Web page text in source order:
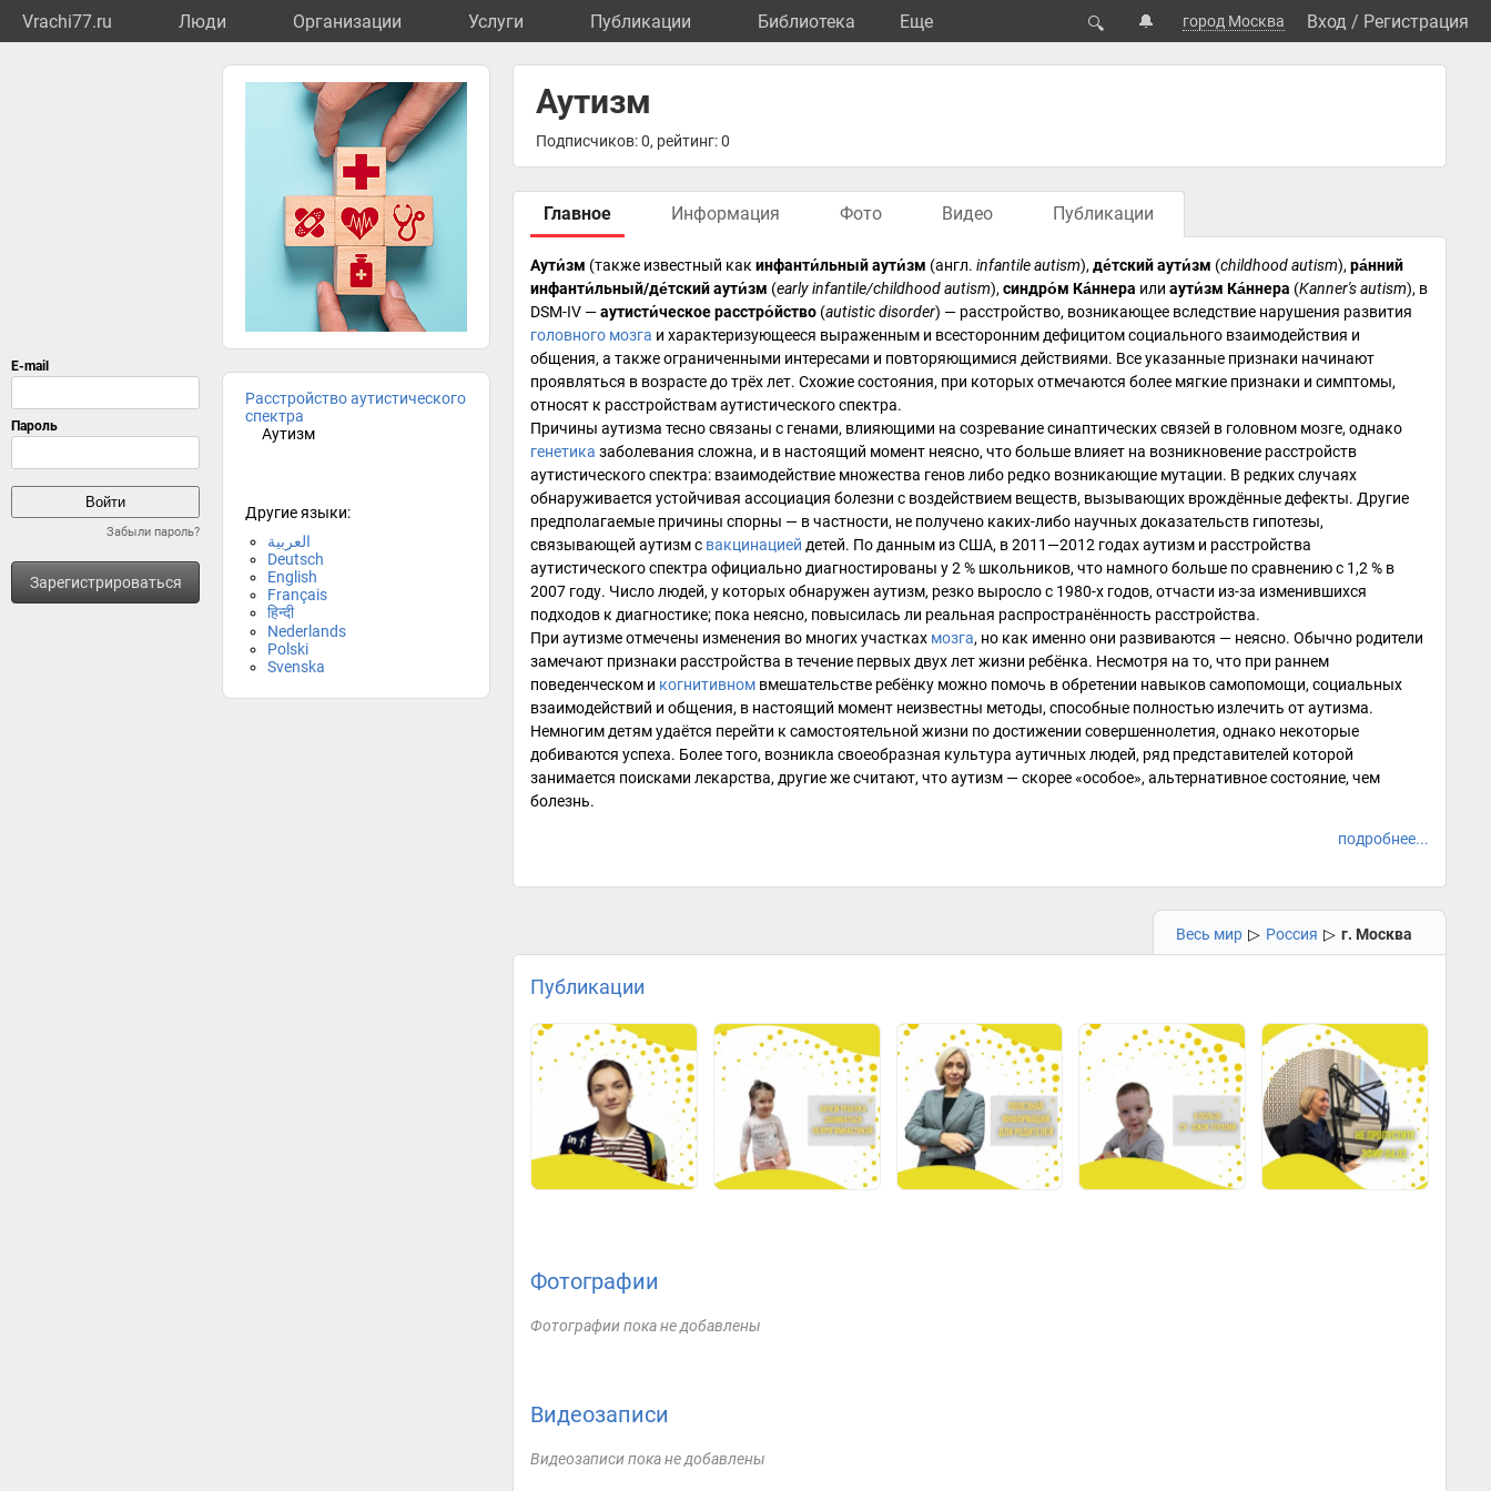
Vrachi77.ru Люди Организации Услуги Публикации Библиотека Eще 🔍 🔔 город Москва Вход / Регистрация
Забыли пароль?
Зарегистрироваться
Расстройство аутистического
спектра
Аутизм
Другие языки:
العربية
Deutsch
English
Français
हिन्दी
Nederlands
Polski
Svenska
Аутизм
Подписчиков: 0, рейтинг: 0
Главное Информация Фото Видео Публикации
Аути́зм (также известный как инфанти́льный аути́зм (англ. infantile autism), де́тский аути́зм (childhood autism), ра́нний
инфанти́льный/де́тский аути́зм (early infantile/childhood autism), синдро́м Ка́ннера или аути́зм Ка́ннера (Kanner's autism), в
DSM-IV —аутисти́ческое расстро́йство (autistic disorder) — расстройство, возникающее вследствие нарушения развития
головного мозга и характеризующееся выраженным и всесторонним дефицитомсоциального взаимодействия и
общения, а также ограниченными интересами и повторяющимися действиями. Все указанные признаки начинают
проявляться в возрасте до трёх лет. Схожие состояния, при которых отмечаются более мягкие признаки и симптомы,
относят к расстройствам аутистического спектра.
Причины аутизма тесно связаны с генами, влияющими на созреваниесинаптическихсвязей в головном мозге, однако
генетика заболевания сложна, и в настоящий момент неясно, что больше влияет на возникновение расстройств
аутистического спектра: взаимодействие множества генов либо редко возникающие мутации. В редких случаях
обнаруживается устойчивая ассоциация болезни с воздействием веществ, вызывающих врождённые дефекты. Другие
предполагаемые причины спорны — в частности, не получено каких-либо научных доказательств гипотезы,
связывающей аутизм с вакцинацией детей. По данным изСША, в 2011—2012 годах аутизм и расстройства
аутистического спектра официально диагностированы у 2 % школьников, что намного больше по сравнению с 1,2 % в
2007 году. Число людей, у которых обнаружен аутизм, резко выросло с 1980-х годов, отчасти из-за изменившихся
подходов к диагностике; пока неясно, повысилась ли реальная распространённость расстройства.
При аутизме отмечены изменения во многих участках мозга, но как именно они развиваются — неясно. Обычно родители
замечают признаки расстройства в течение первых двух лет жизни ребёнка. Несмотря на то, что при раннем
поведенческом и когнитивном вмешательстве ребёнку можно помочь в обретении навыков самопомощи, социальных
взаимодействий и общения, в настоящий момент неизвестны методы, способные полностью излечить от аутизма.
Немногим детям удаётся перейти к самостоятельной жизни по достижении совершеннолетия, однако некоторые
добиваются успеха. Более того, возникла своеобразная культура аутичных людей, ряд представителей которой
занимается поисками лекарства, другие же считают, что аутизм — скорее «особое», альтернативное состояние, чем
болезнь.
подробнее...
Весь мир ▷ Россия ▷ г. Москва
Публикации
Фотографии
Фотографии пока не добавлены
Видеозаписи
Видеозаписи пока не добавлены